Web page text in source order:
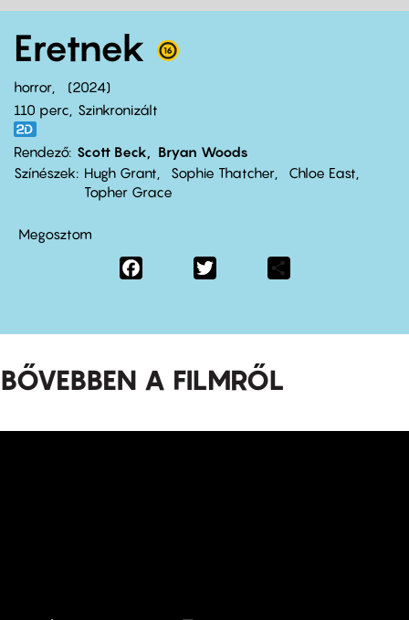
Eretnek
horror
2024
110 perc,
Szinkronizált
Rendező Scott Beck
Bryan Woods
Színészek
Hugh Grant Sophie Thatcher
Chloe East
Topher Grace
Megosztom
Facebook
BŐVEBBEN A FILMRŐL